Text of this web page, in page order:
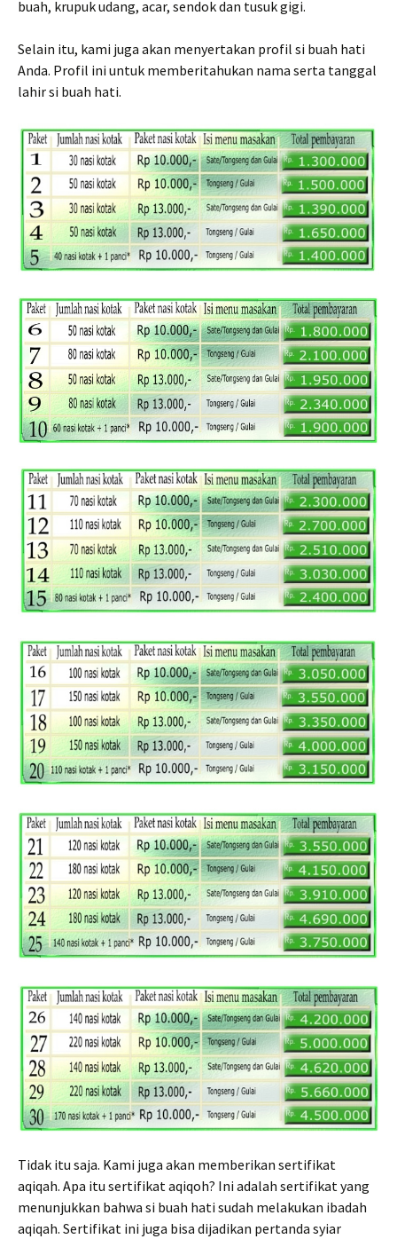
buah, krupuk udang, acar, sendok dan tusuk gigi.
Selain itu, kami juga akan menyertakan profil si buah hati
Anda. Profil ini untuk memberitahukan nama serta tanggal
lahir si buah hati.
Tidak itu saja. Kami juga akan memberikan sertifikat
aqiqah. Apa itu sertifikat aqiqoh? Ini adalah sertifikat yang
menunjukkan bahwa si buah hati sudah melakukan ibadah
aqiqah. Sertifikat ini juga bisa dijadikan pertanda syiar